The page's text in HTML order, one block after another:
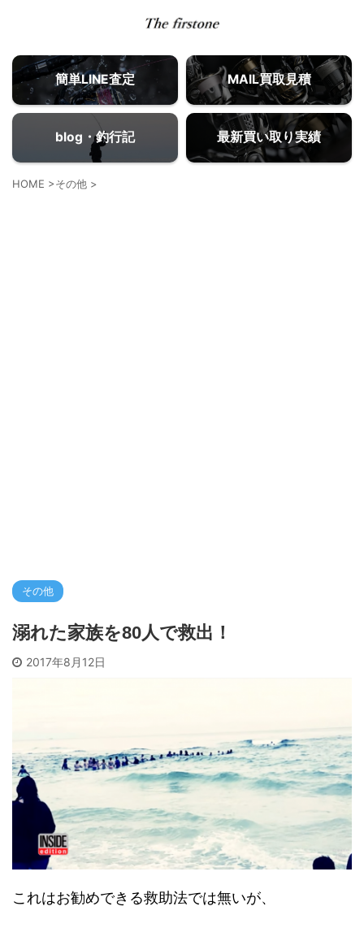
簡単LINE査定 MAIL買取見積
blog・釣行記 最新買い取り実績
HOME >その他 >
その他
溺れた家族を80人で救出！
2017年8月12日
これはお勧めできる救助法では無いが、